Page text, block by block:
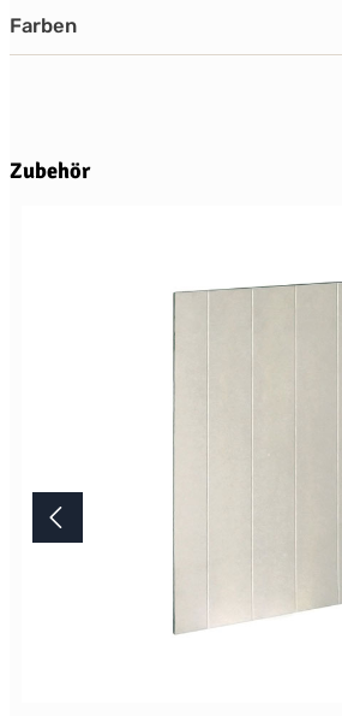
Farben
Produktgalerie überspringen
Zubehör